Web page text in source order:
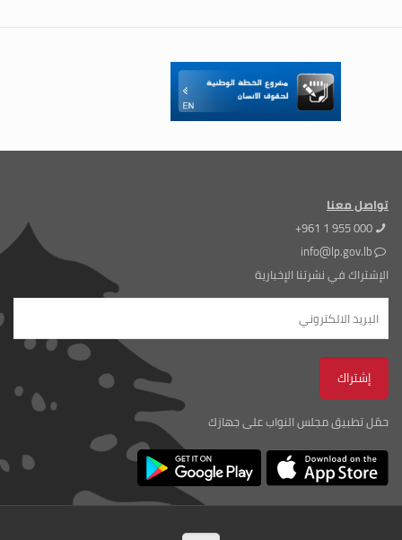
تواصل معنا
+961 1 955 000
info@lp.gov.lb
الإشتراك في نشرتنا الإخبارية
حمّل تطبيق مجلس النواب على جهازك